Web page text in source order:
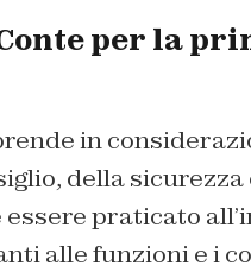
per la
in
della
praticato
alle funzioni e i